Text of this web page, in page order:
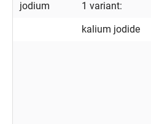
jodium 1 variant:
kalium jodide